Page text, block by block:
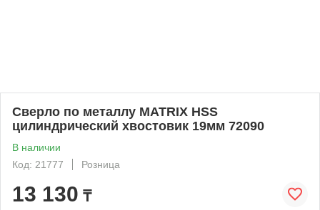
Сверло по металлу MATRIX HSS
цилиндрический хвостовик 19мм 72090
В наличии
Код: 21777
Розница
13 130 ₸